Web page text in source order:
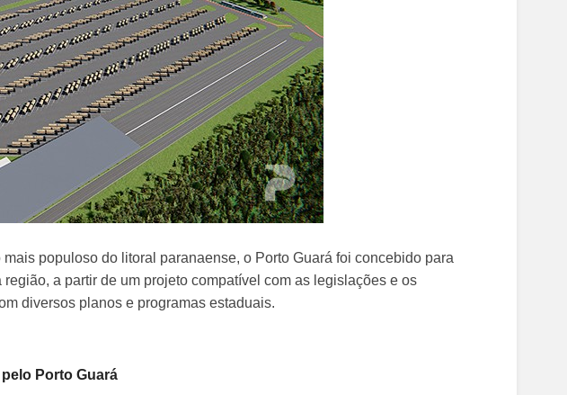
populoso do litoral paranaense, o Porto Guará foi concebido para
a partir de um projeto compatível com as legislações e os
diversos planos e programas estaduais.
Porto Guará